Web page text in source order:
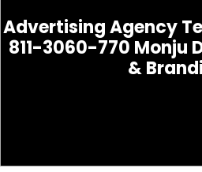
Advertising Agency
811-3060-770 Monju
&